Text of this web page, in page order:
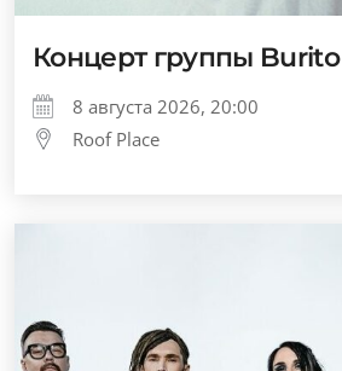
Концерт группы Burito
8 августа 2026, 20:00
Roof Place